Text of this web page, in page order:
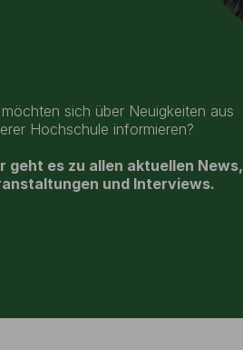
sich über Neuigkeiten aus
Hochschule informieren?
geht es zu allen aktuellen News,
und Interviews.